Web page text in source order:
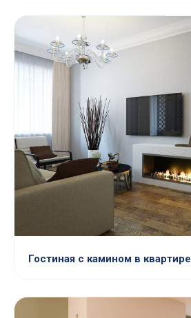
Гостиная с камином в квартире